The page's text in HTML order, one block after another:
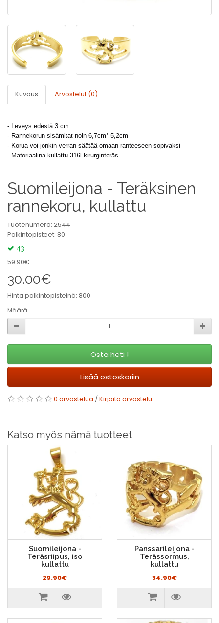
Kuvaus Arvostelut (0)
- Leveys edestä 3 cm.
- Rannekorun sisämitat noin 6,7cm* 5,2cm
- Korua voi jonkin verran säätää omaan ranteeseen sopivaksi
- Materiaalina kullattu 316l-kirurginteräs
Suomileijona - Teräksinen
rannekoru, kullattu
Tuotenumero: 2544
Palkintopisteet: 80
43
59.90€
30.00€
Hinta palkintopisteinä: 800
Määrä
Osta heti !
Lisää ostoskoriin
0 arvostelua /Kirjoita arvostelu
Katso myös nämä tuotteet
Suomileijona -
Teräsriipus, iso
kullattu
29.90€
Panssarileijona -
Terässormus,
kullattu
34.90€